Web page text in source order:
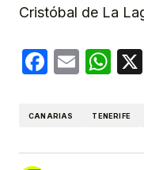
Cristóbal de La
Email
CANARIAS TENERIFE